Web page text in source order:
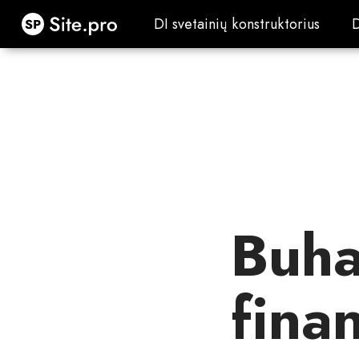
Site.pro DI svetainių konstruktorius
DI svetainių konstruktorius